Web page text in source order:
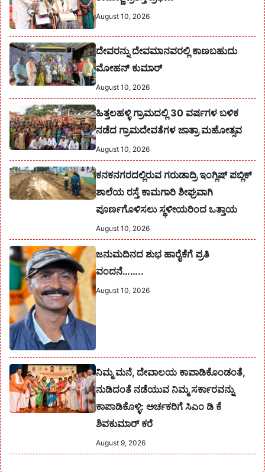
August 10, 2026
ದೇವರನ್ನು ದೇವಮಾನವರಲ್ಲಿ ಕಾಣಬಹುದು
ಮೋಹನ್ ಕುಮಾರ್
August 10, 2026
ಹಿತ್ತಲಹಳ್ಳಿ ಗ್ರಾಮದಲ್ಲಿ 30 ವರ್ಷಗಳ ಬಳಿಕ
ನಡೆದ ಗ್ರಾಮದೇವತೆಗಳ ಜಾತ್ರಾ ಮಹೋತ್ಸವ
August 10, 2026
ಕನಕನಗರದಲ್ಲಿರುವ ಗರುಡಾದ್ರಿ ಇಂಗ್ಲಿಷ್ ಪಬ್ಲಿಕ್
ಶಾಲೆಯ ರಸ್ತೆ ಕಾಮಗಾರಿ ಶೀಘ್ರವಾಗಿ
ಪೂರ್ಣಗೊಳಿಸಲು ಸ್ಥಳೀಯರಿಂದ ಒತ್ತಾಯ
August 10, 2026
ಜನುಮದಿನದ ಶುಭ ಹಾರೈಕೆಗೆ ಪ್ರತಿ
ವಂದನೆ……..
August 10, 2026
ನಿಮ್ಮ ಮನೆ, ದೇವಾಲಯ ಕಾಪಾಡಿಕೊಂಡಂತೆ,
ನುಡಿದಂತೆ ನಡೆಯುವ ನಿಮ್ಮ ಸರ್ಕಾರವನ್ನು
ಕಾಪಾಡಿಕೊಳ್ಳಿ: ಅರ್ಚಕರಿಗೆ ಸಿಎಂ ಡಿ ಕೆ
ಶಿವಕುಮಾರ್ ಕರೆ
August 9, 2026